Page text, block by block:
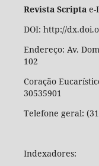
Revista Scriptae-
DOI: http://
Endereço: Av.
102
Coração
30535901
Telefone geral:
Indexadores: